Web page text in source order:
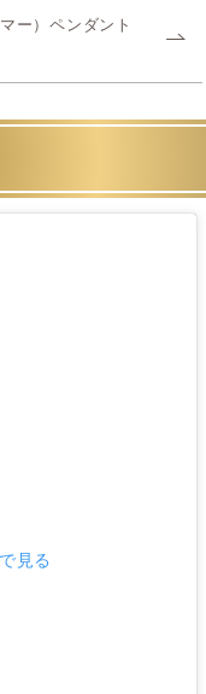
ー）ペンダント
見る